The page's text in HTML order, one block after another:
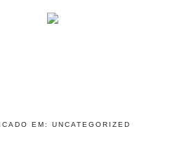
EM:UNCATEGORIZED